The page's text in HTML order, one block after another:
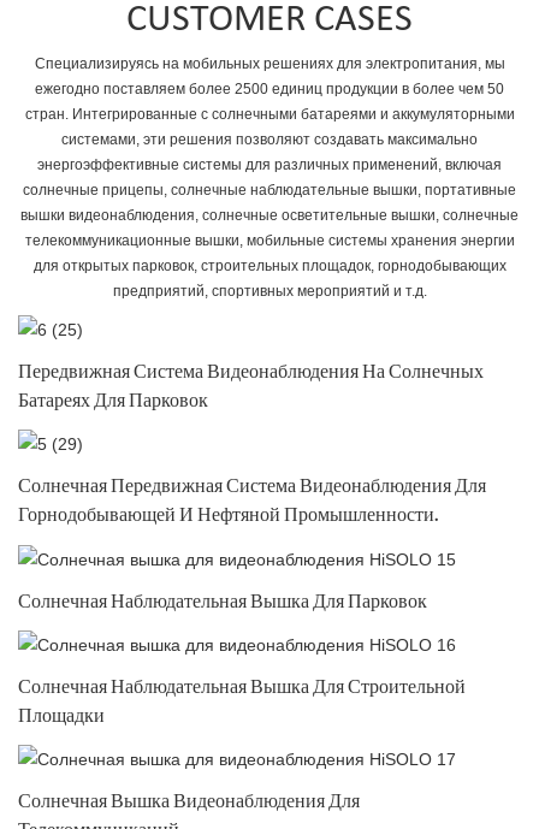
CUSTOMER CASES
Специализируясь на мобильных решениях для электропитания, мы
ежегодно поставляем более 2500 единиц продукции в более чем 50
стран. Интегрированные с солнечными батареями и аккумуляторными
системами, эти решения позволяют создавать максимально
энергоэффективные системы для различных применений, включая
солнечные прицепы, солнечные наблюдательные вышки, портативные
вышки видеонаблюдения, солнечные осветительные вышки, солнечные
телекоммуникационные вышки, мобильные системы хранения энергии
для открытых парковок, строительных площадок, горнодобывающих
предприятий, спортивных мероприятий и т.д.
Передвижная Система Видеонаблюдения На Солнечных
Батареях Для Парковок
Солнечная Передвижная Система Видеонаблюдения Для
Горнодобывающей И Нефтяной Промышленности.
Солнечная Наблюдательная Вышка Для Парковок
Солнечная Наблюдательная Вышка Для Строительной
Площадки
Солнечная Вышка Видеонаблюдения Для